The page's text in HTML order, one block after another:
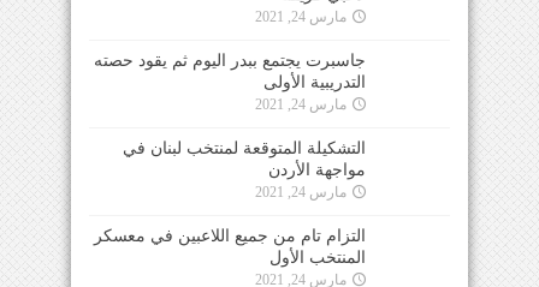
مارس 24, 2021
جاسبرت يجتمع ببدر اليوم ثم يقود حصته
التدريبية الأولى
مارس 24, 2021
التشكيلة المتوقعة لمنتخب لبنان في
مواجهة الأردن
مارس 24, 2021
التزام تام من جميع اللاعبين في معسكر
المنتخب الأول
مارس 24, 2021